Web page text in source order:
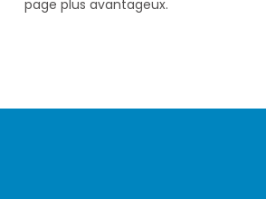
page plus avantageux.